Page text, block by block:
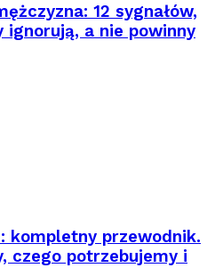
12 sygnałów,
ignorują, a nie powinny
kompletny przewodnik.
czego potrzebujemy i